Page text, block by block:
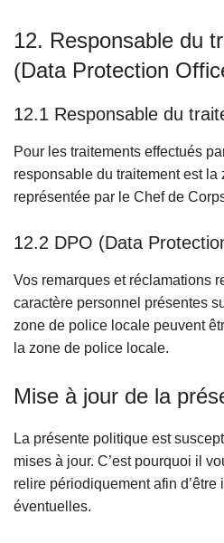
12. Responsable du
(Data Protection
12.1 Responsable du
Pour les traitements effectués
responsable du traitement est
représentée par le Chef de
12.2 DPO (Data
Vos remarques et réclamations
caractère personnel présentes
zone de police locale peuvent
la zone de police locale.
Mise à jour de la
La présente politique est
mises à jour. C’est pourquoi il
relire périodiquement afin
éventuelles.